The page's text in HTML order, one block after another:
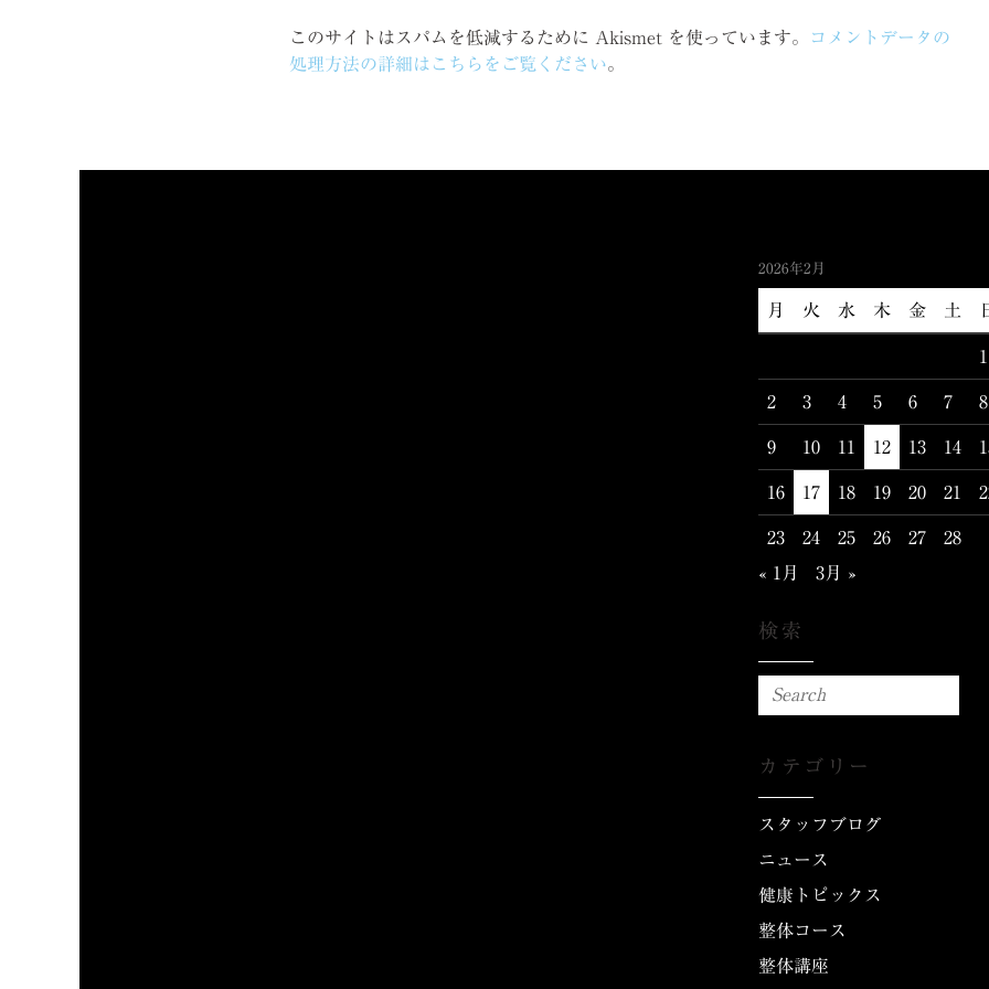
このサイトはスパムを低減するために Akismet を使っています。
コメントデータの
処理方法の詳細はこちらをご覧ください。
2026年2月
月 火 水 木 金 土
1
2 3 4 5 6 7 8
9 10 11 12 13 14
16 17 18 19 20 21
23 24 25 26 27
28
« 1月
3月 »
検索
カテゴリー
スタッフブログ
ニュース
健康トピックス
整体コース
整体講座